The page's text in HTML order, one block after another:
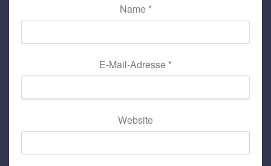
Name *
E-Mail-Adresse *
Website